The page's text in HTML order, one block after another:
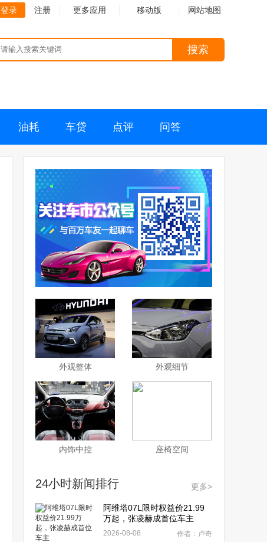
登录 注册 更多应用 移动版 网站地图
搜索
油耗 车贷 点评 问答
外观整体 外观细节
内饰中控 座椅空间
24小时新闻排行 更多>
阿维塔07L限时权益价21.99
万起，张凌赫成首位车主
2026-08-08 作者：卢奇